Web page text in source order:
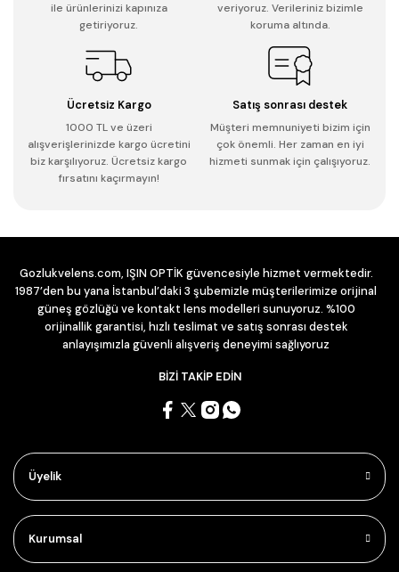
ile ürünlerinizi kapınıza
getiriyoruz.
veriyoruz. Verileriniz bizimle
koruma altında.
Ücretsiz Kargo
1000 TL ve üzeri
alışverişlerinizde kargo ücretini
biz karşılıyoruz. Ücretsiz kargo
fırsatını kaçırmayın!
Satış sonrası destek
Müşteri memnuniyeti bizim için
çok önemli. Her zaman en iyi
hizmeti sunmak için çalışıyoruz.
Gozlukvelens.com, IŞIN OPTİK güvencesiyle hizmet vermektedir.
1987’den bu yana İstanbul’daki 3 şubemizle müşterilerimize orijinal
güneş gözlüğü ve kontakt lens modelleri sunuyoruz. %100
orijinallik garantisi, hızlı teslimat ve satış sonrası destek
anlayışımızla güvenli alışveriş deneyimi sağlıyoruz
BİZİ TAKİP EDİN
Üyelik
Kurumsal